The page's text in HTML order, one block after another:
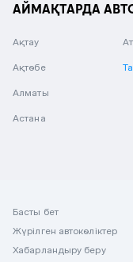
АЙМАҚТАРДА
Ақтау
Ақтөбе
Алматы
Астана
Басты бет
Жүрілген автокөліктер
Хабарландыру беру